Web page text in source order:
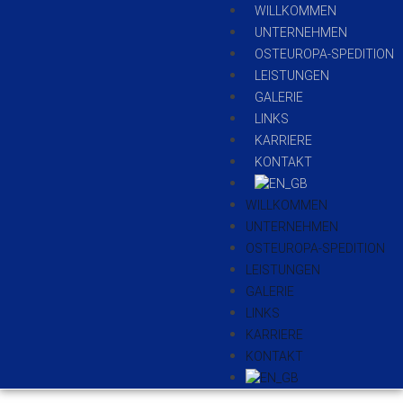
WILLKOMMEN
UNTERNEHMEN
OSTEUROPA-SPEDITION
LEISTUNGEN
GALERIE
LINKS
KARRIERE
KONTAKT
WILLKOMMEN
UNTERNEHMEN
OSTEUROPA-SPEDITION
LEISTUNGEN
GALERIE
LINKS
KARRIERE
KONTAKT